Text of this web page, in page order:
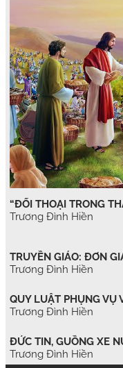
“ĐỐI THOẠI TRONG
Trương Đình Hiền
TRUYỀN GIÁO: ĐƠN
Trương Đình Hiền
QUY LUẬT PHỤNG VỤ
Trương Đình Hiền
ĐỨC TIN, GUỒNG XE
Trương Đình Hiền